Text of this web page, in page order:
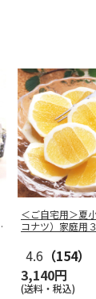
＜ご自宅用＞夏
コナツ）家庭用
4.6 （154）
3,140円
(送料・税込)